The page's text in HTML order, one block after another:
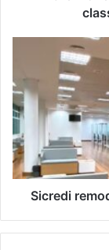
ambiente
na
agência
Centro
Sicredi